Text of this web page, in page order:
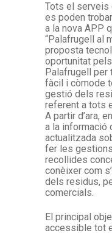
Tots el serveis
es poden
a la nova APP
“Palafrugell al
proposta
oportunitat
Palafrugell per
fàcil i còmode
gestió dels
referent a tots
A partir d’ara,
a la informació
actualitzada
fer les
recollides
conèixer com
dels residus,
comercials.
El principal
accessible tot